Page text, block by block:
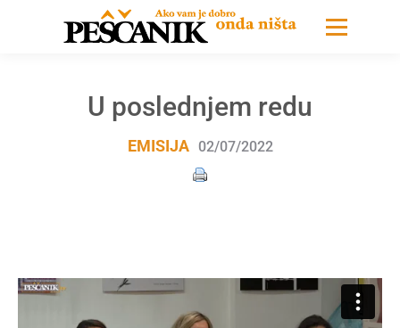
U poslednjem redu
EMISIJA 02/07/2022